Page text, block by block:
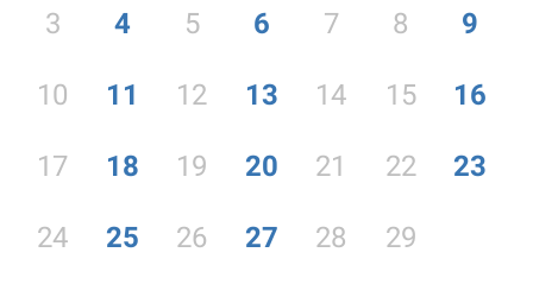
3 4 5 6 7 8 9
10 11 12 13 14 15 16
17 18 19 20 21 22 23
24 25 26 27 28 29